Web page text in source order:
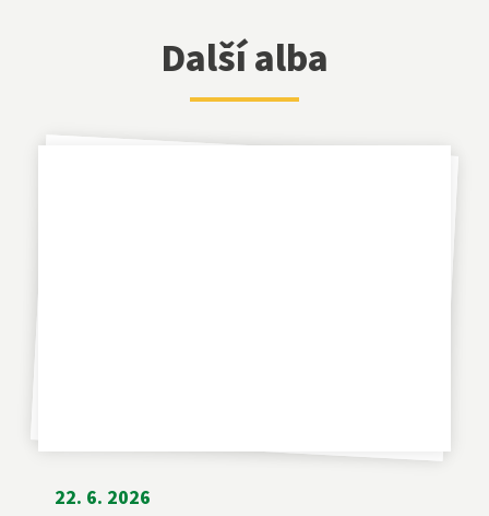
Další alba
22. 6. 2026